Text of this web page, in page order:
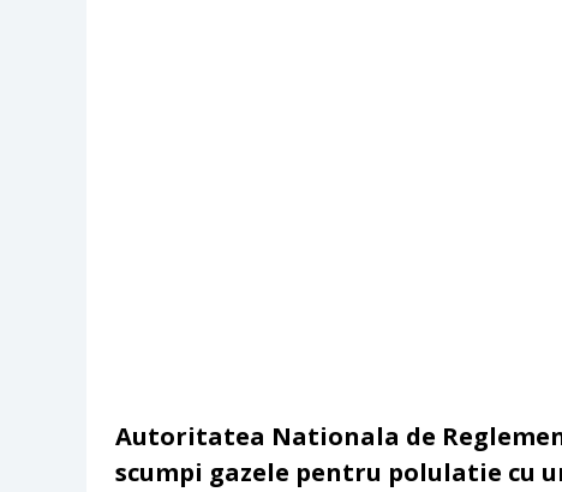
Autoritatea Nationala de
scumpi gazele pentru polulatie cu